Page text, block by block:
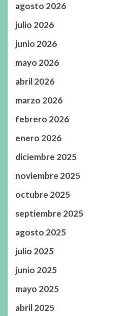
agosto 2026
julio 2026
junio 2026
mayo 2026
abril 2026
marzo 2026
febrero 2026
enero 2026
diciembre 2025
noviembre 2025
octubre 2025
septiembre 2025
agosto 2025
julio 2025
junio 2025
mayo 2025
abril 2025